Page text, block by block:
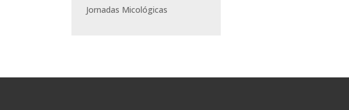
Jornadas Micológicas